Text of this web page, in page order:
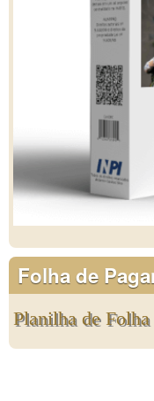
Folha de
Planilha de Folha